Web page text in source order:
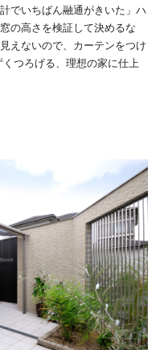
でいちばん融通がきいた」ハ
の高さを検証して決めるな
えないので、カーテンをつけ
つろげる、理想の家に仕上